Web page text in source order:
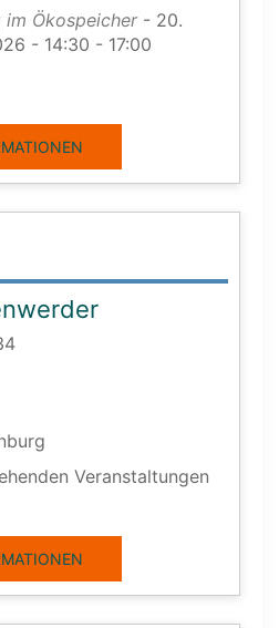
Ökospeicher- 20.
- 14:30 - 17:00
Veranstaltungen